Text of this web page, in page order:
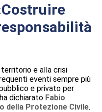
e alla crisi
eventi sempre più
e privato per
dichiarato Fabio
della Protezione Civile.